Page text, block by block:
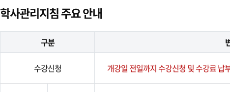
학사관리지침 주요 안내
구분
수강신청 개강일 전일까지 수강신청 및 수강료 납